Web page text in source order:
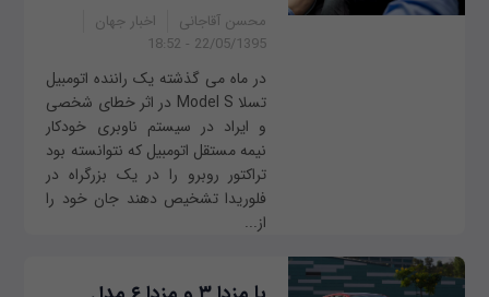
محسن آقاجانی
اخبار جهان
22/05/1395 - 18:52
در ماه می گذشته یک راننده اتومبیل
تسلا Model S در اثر خطای شخصی
و ایراد در سیستم ناوبری خودکار
نیمه مستقل اتومبیل که نتوانسته بود
تراکتور روبرو را در یک بزرگراه در
فلوریدا تشخیص دهند جان خود را
از...